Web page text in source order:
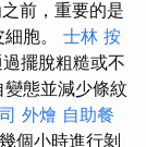
前，重要的是
胞。 士林 按
擺脫粗糙或不
態並減少條紋
外燴 自助餐
個小時進行剝